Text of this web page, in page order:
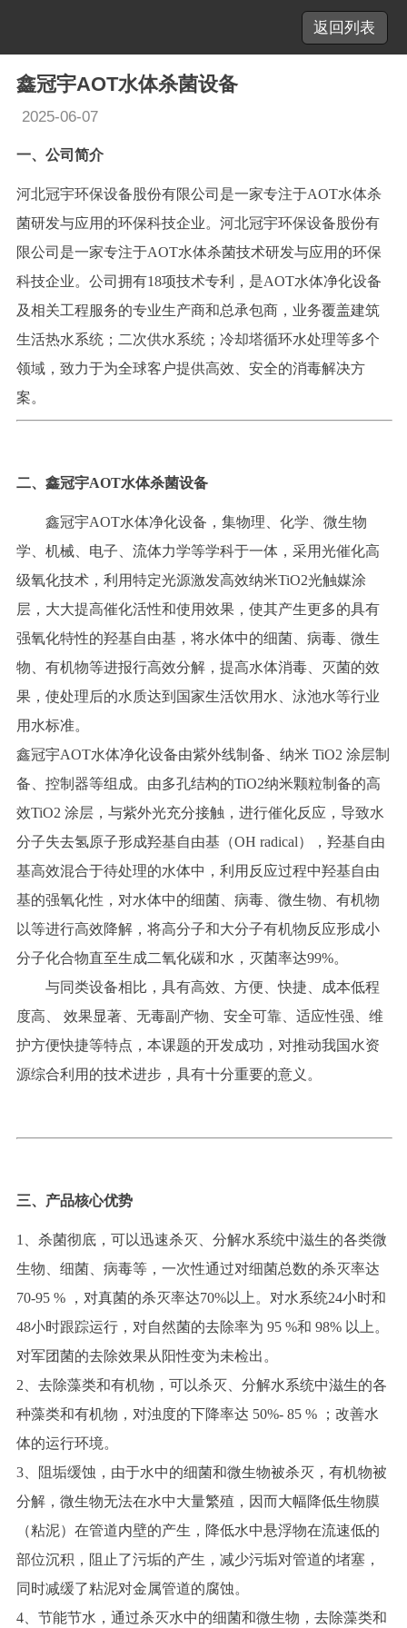
返回列表
鑫冠宇AOT水体杀菌设备
2025-06-07
一、公司简介
河北冠宇环保设备股份有限公司是一家专注于AOT水体杀
菌研发与应用的环保科技企业。河北冠宇环保设备股份有
限公司是一家专注于AOT水体杀菌技术研发与应用的环保
科技企业。公司拥有18项技术专利，是AOT水体净化设备
及相关工程服务的专业生产商和总承包商，业务覆盖建筑
生活热水系统； 二次供水系统； 冷却塔循环水处理等多个
领域，致力于为全球客户提供高效、安全的消毒解决方
案。
二、 鑫冠宇AOT水体杀菌设备
鑫冠宇AOT水体净化设备，集物理、化学、微生物
学、机械、电子、流体力学等学科于一体，采用光催化高
级氧化技术， 利用特定光源激发高效纳米TiO2光触媒涂
层， 大大提高催化活性和使用效果， 使其产生更多的具有
强氧化特性的羟基自由基， 将水体中的细菌、病毒、微生
物、有机物等进报行高效分解， 提高水体消毒、灭菌的效
果， 使处理后的水质达到国家生活饮用水、泳池水等行业
用水标准。
鑫冠宇AOT水体净化设备由紫外线制备、 纳米 TiO2 涂层制
备
控制器等组成。由多孔结构的TiO2纳米颗粒制备的高
效TiO2 涂层，与紫外光充分接触， 进行催化反应， 导致水
分子失去氢原子形成羟基自由基（OH radical），羟基自由
基高效混合于待处理的水体中，利用反应过程中羟基自由
基的强氧化性，对水体中的细菌、病毒、微生物、有机物
以等进行高效降解，将高分子和大分子有机物反应形成小
分子化合物直至生成二氧化碳和水， 灭菌率达99%。
与同类设备相比，具有高效、方便、快捷、成本低程
度高、
效果显著、无毒副产物、安全可靠、适应性强、维
护方便快捷等特点，本课题的开发成功，对推动我国水资
源综合利用的技术进步，具有十分重要的意义 。
三、产品核心优势
1、杀菌彻底，可以迅速杀灭、分解水系统中滋生的各类微
生物、细菌、病毒等，一次性通过对细菌总数的杀灭率达
70-95 % ，对真菌的杀灭率达70%以上。对水系统24小时和
48小时跟踪运行，对自然菌的去除率为 95 %和 98% 以上。
对军团菌的去除效果从阳性变为未检出。
2、去除藻类和有机物，可以杀灭、分解水系统中滋生的各
种藻类和有机物，对浊度的下降率达 50%- 85 % ；改善水
体的运行环境。
3、阻垢缓蚀，由于水中的细菌和微生物被杀灭，有机物被
分解，微生物无法在水中大量繁殖，因而大幅降低生物膜
（粘泥）在管道内壁的产生，降低水中悬浮物在流速低的
部位沉积，阻止了污垢的产生，减少污垢对管道的堵塞，
同时减缓了粘泥对金属管道的腐蚀。
4、节能节水，通过杀灭水中的细菌和微生物，去除藻类和